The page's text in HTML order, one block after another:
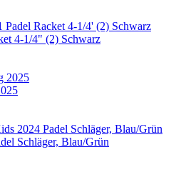
4-1/4" (2) Schwarz
Schläger, Blau/Grün